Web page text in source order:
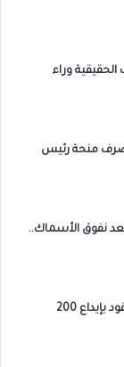
وراء
صرف منحة رئيس
نفوق الأسماك..
بنك السودان يرهن استيراد الوقود بإيداع 200